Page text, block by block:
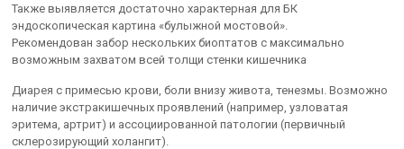
Также выявляется достаточно характерная для БК
эндоскопическая картина «булыжной мостовой».
Рекомендован забор нескольких биоптатов с максимально
возможным захватом всей толщи стенки кишечника
Диарея с примесью крови, боли внизу живота, тенезмы. Возможно
наличие экстракишечных проявлений (например, узловатая
эритема, артрит) и ассоциированной патологии (первичный
склерозирующий холангит).